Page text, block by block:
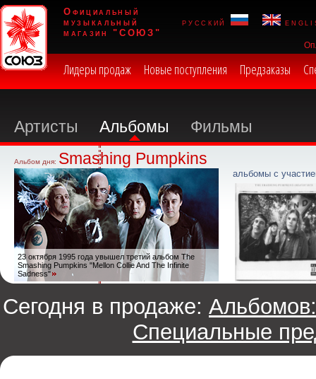
Официальный
музыкальный
магазин "СОЮЗ"
русский
Лидеры продаж Новые поступления Предзаказы
Артисты Альбомы Фильмы
Альбом дня: Smashing Pumpkins
23 октября 1995 года увышел третий альбом The
Smashing Pumpkins "Mellon Collie And The Infinite
Sadness"
альбомы с
Сегодня в продаже: Альбомов:
Специальные